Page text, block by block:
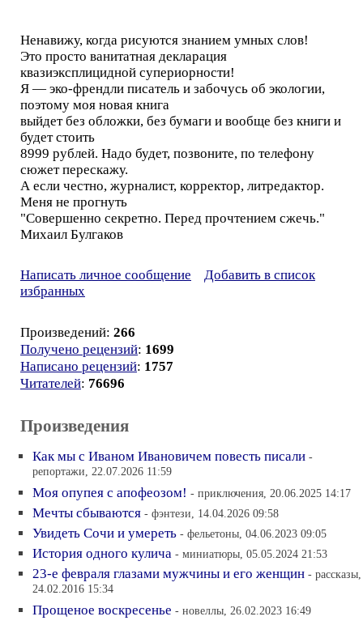
Ненавижу, когда рисуются знанием умных слов!
Это просто ванитатная декларация
квазиэксплицидной супериорности!
Я — эко-френдли писатель и забочусь об экологии,
поэтому моя новая книга
выйдет без обложки, без бумаги и вообще без книги и
будет стоить
8999 рублей. Надо будет, позвоните, по телефону
сюжет перескажу.
А если честно, журналист, корректор, литредактор.
Меня не прогнуть
"Совершенно секретно. Перед прочтением сжечь."
Михаил Булгаков
Написать личное сообщение
Добавить в список
избранных
Произведений: 266
Получено рецензий: 1699
Написано рецензий: 1757
Читателей: 76696
Произведения
Как мы с Иваном Ивановичем повесть писали -
репортажи, 22.07.2026 11:59
Моя опупея с апофеозом! - приключения, 20.06.2025 14:17
Мечты сбываются - фэнтези, 14.04.2026 09:58
Увидеть Сочи и умереть - фельетоны, 04.06.2023 09:05
История одного кулича - миниатюры, 05.05.2024 21:53
23-е февраля глазами мужчины и его женщин - рассказы,
24.02.2016 15:34
Прощеное воскресенье - новеллы, 26.02.2023 16:49